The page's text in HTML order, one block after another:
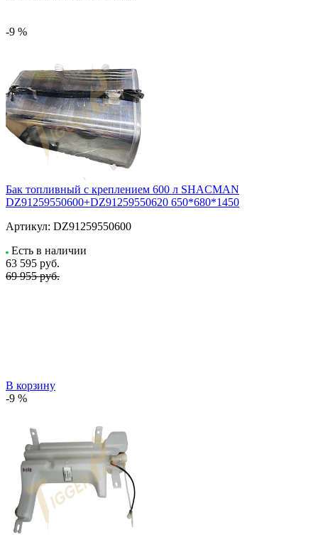
-9 %
Бак топливный с креплением 600 л SHACMAN
DZ91259550600+DZ91259550620 650*680*1450
Артикул: DZ91259550600
Есть в наличии
63 595 руб.
69 955 руб.
В корзину
-9 %